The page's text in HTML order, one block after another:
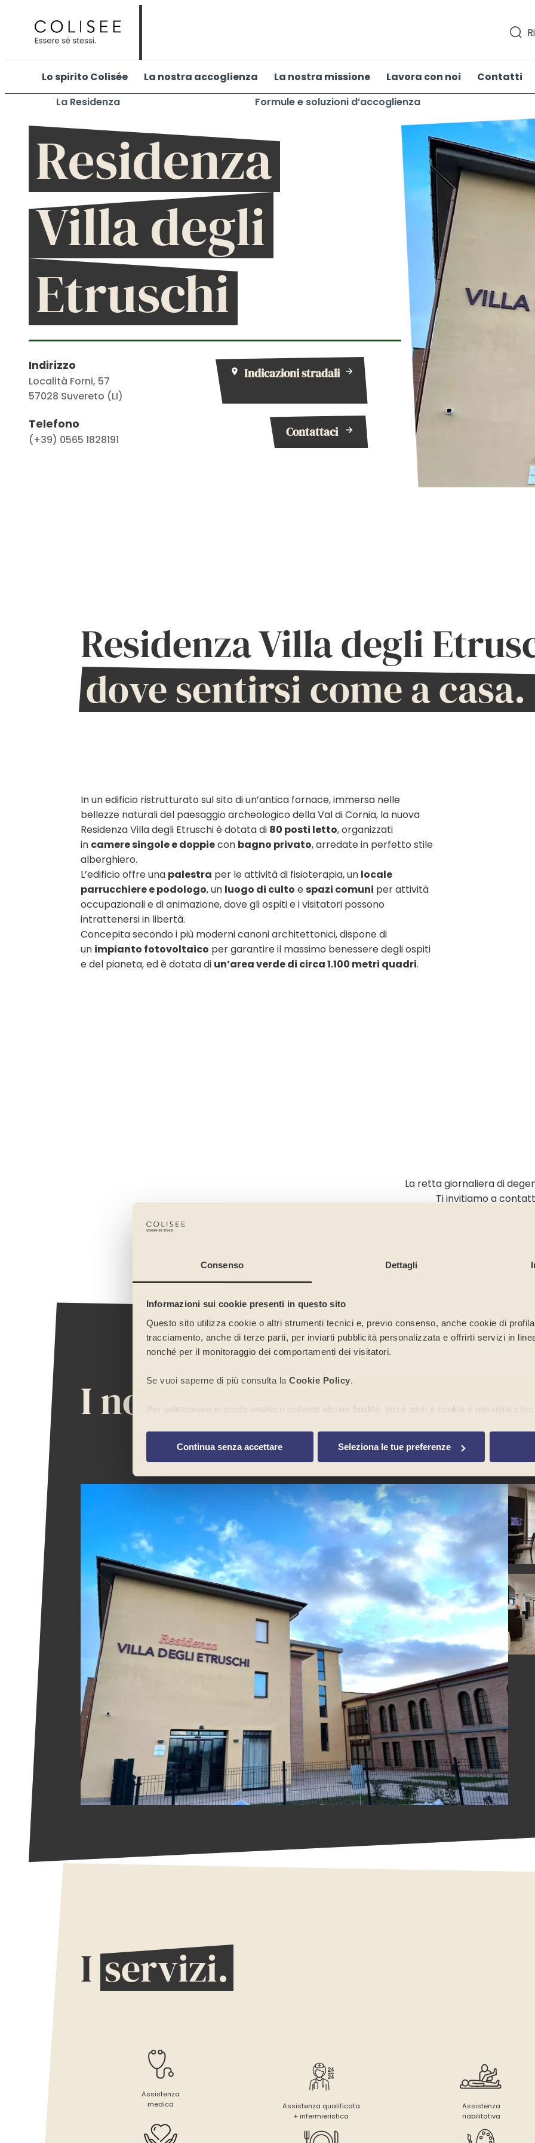
Consenso Dettagli
Informazioni sui cookie presenti in questo sito
Questo sito utilizza cookie o altri strumenti tecnici e, previo consenso, anche cookie di
tracciamento, anche di terze parti, per inviarti pubblicità personalizzata e offrirti servizi in
nonché per il monitoraggio dei comportamenti dei visitatori.
Se vuoi saperne di più consulta la Cookie Policy.
Per selezionare in modo analitico soltanto alcune finalità, terze parti e cookie è possibile
Continua senza accettare
Seleziona le tue preferenze
contenuto
Lo spirito Colisée La nostra accoglienza La nostra missione Lavora con noi Contatti
Residenza
Villa degli
Etruschi
Indirizzo
Località Forni, 57
57028 Suvereto (LI)
Indicazioni stradali
Telefono
(+39) 0565 1828191
Contattaci
La Residenza Formule e soluzioni d’accoglienza
Residenza Villa degli
dove sentirsi come a casa.
In un edificio ristrutturato sul sito di un’antica fornace, immersa nelle
bellezze naturali del paesaggio archeologico della Val di Cornia, la nuova
Residenza Villa degli Etruschi è dotata di 80 posti letto, organizzati
in camere singole e doppiecon bagno privato, arredate in perfetto stile
alberghiero.
L’edificio offre una palestra per le attività di fisioterapia, un locale
parrucchiere e podologo, un luogo di culto e spazi comuni per attività
occupazionali e di animazione, dove gli ospiti e i visitatori possono
intrattenersi in libertà.
Concepita secondo i più moderni canoni architettonici, dispone di
un impianto fotovoltaico per garantire il massimo benessere degli ospiti
e del pianeta, ed è dotata di un’area verde di circa 1.100 metri quadri.
La retta giornaliera di
Ti invitiamo a
I nostri spazi.
Iservizi.
Assistenza
medica
Assistenza qualificata
+ infermieristica
Assistenza
riabilitativa